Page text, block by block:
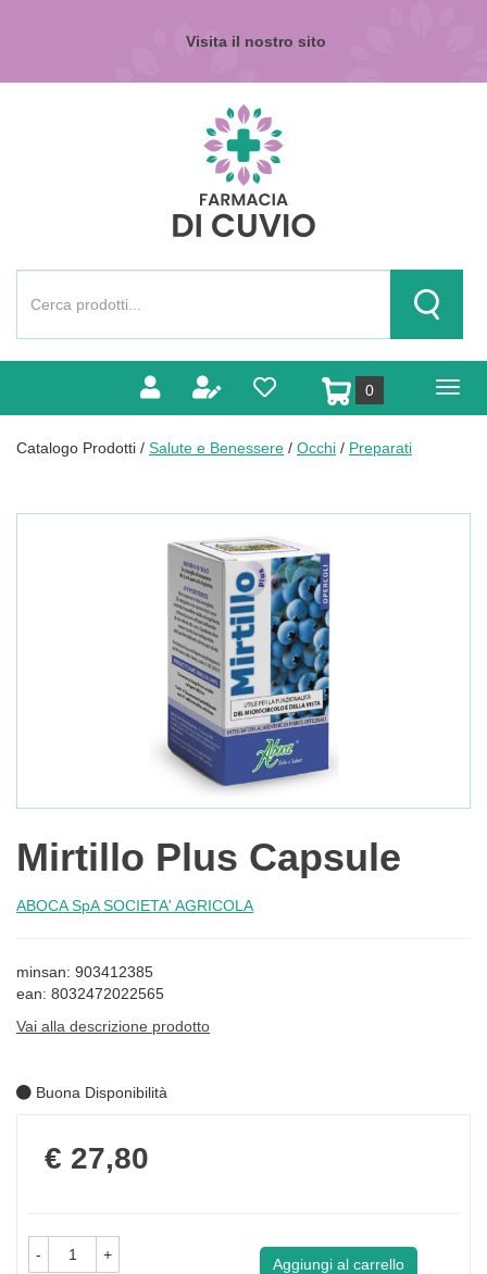
Visita il nostro sito
Prodotto
Cerca
0prodotti
inseriti
Catalogo Prodotti / Salute e Benessere / Occhi / Preparati
Mirtillo Plus Capsule
ABOCA SpA SOCIETA' AGRICOLA
minsan: 903412385
ean: 8032472022565
Vai alla descrizione prodotto
Buona Disponibilità
Prezzo
€ 27,80
- +
Aggiungi al carrello